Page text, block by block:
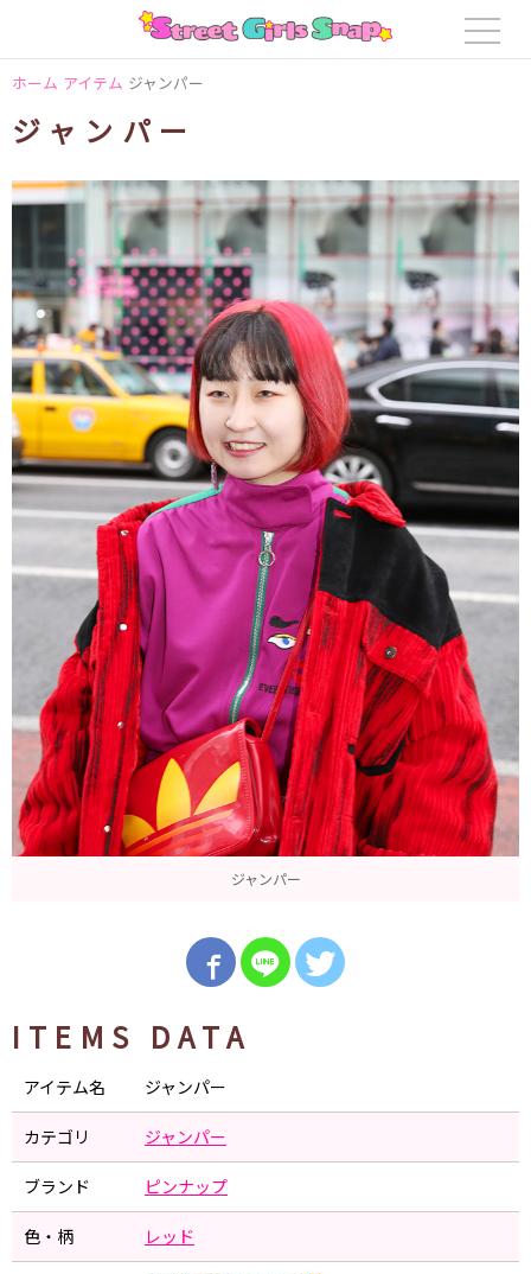
ホーム アイテム ジャンパー
ジャンパー
ジャンパー
ITEMS DATA
アイテム名 ジャンパー
カテゴリ ジャンパー
ブランド ピンナップ
色・柄 レッド